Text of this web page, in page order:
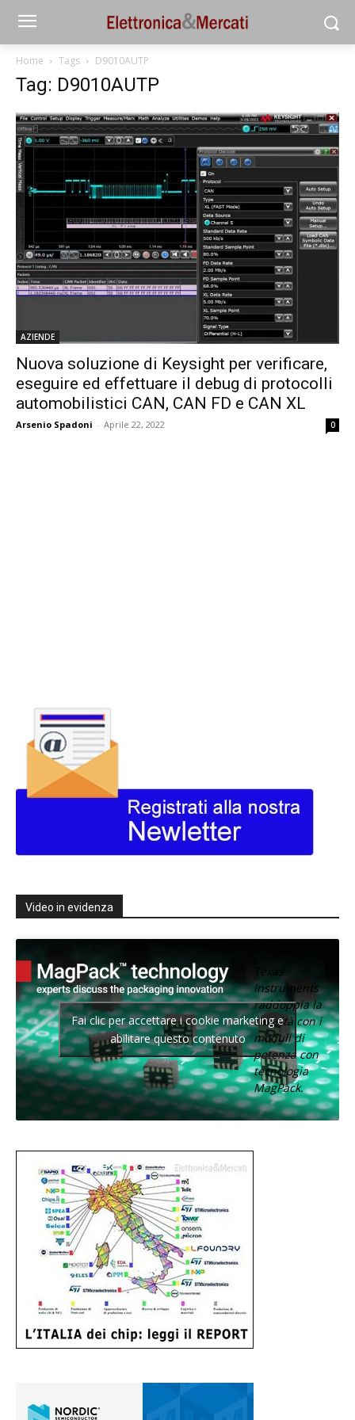
Home Tags D9010AUTP
Tag: D9010AUTP
AZIENDE
Nuova soluzione di Keysight per verificare,
eseguire ed effettuare il debug di protocolli
automobilistici CAN, CAN FD e CAN XL
Arsenio Spadoni - Aprile 22, 2022 0
Video in evidenza
Texas
Instruments
raddoppia la
densità con i
moduli di
potenza con
tecnologia
MagPack.
Fai clic per accettare i cookie marketing e
abilitare questo contenuto